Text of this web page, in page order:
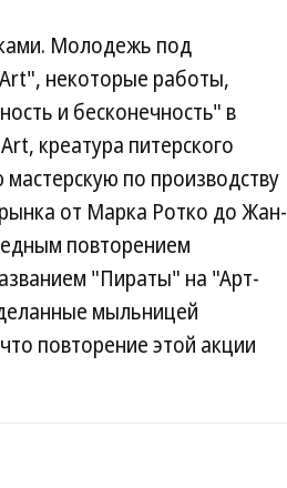
Молодежь под
некоторые работы,
и бесконечность" в
креатура питерского
по производству
от Марка Ротко до Жан-
повторением
"Пираты" на "Арт-
мыльницей
повторение этой акции